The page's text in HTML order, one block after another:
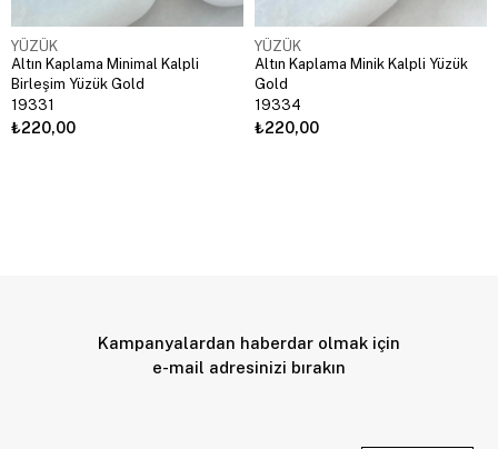
YÜZÜK
Altın Kaplama Minimal Kalpli
Birleşim Yüzük Gold
19331
₺220,00
YÜZÜK
Altın Kaplama Minik Kalpli Yüzük
Gold
19334
₺220,00
Kampanyalardan haberdar olmak için
e-mail adresinizi bırakın